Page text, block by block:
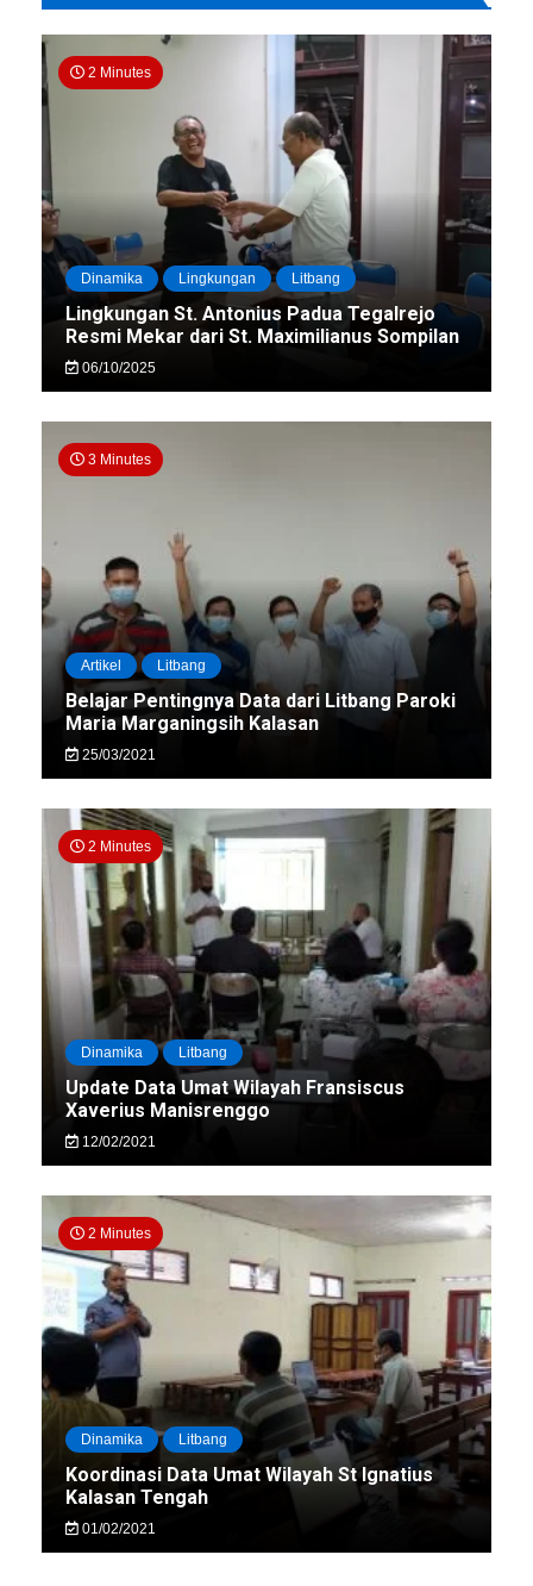
2 Minutes
Dinamika Lingkungan Litbang
Lingkungan St. Antonius Padua Tegalrejo
Resmi Mekar dari St. Maximilianus Sompilan
06/10/2025
3 Minutes
Artikel Litbang
Belajar Pentingnya Data dari Litbang Paroki
Maria Marganingsih Kalasan
25/03/2021
2 Minutes
Dinamika Litbang
Update Data Umat Wilayah Fransiscus
Xaverius Manisrenggo
12/02/2021
2 Minutes
Dinamika Litbang
Koordinasi Data Umat Wilayah St Ignatius
Kalasan Tengah
01/02/2021